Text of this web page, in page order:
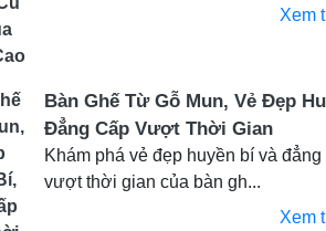
Xem
Bàn Ghế Từ Gỗ Mun, Vẻ Đẹp
Đẳng Cấp Vượt Thời Gian
Khám phá vẻ đẹp huyền bí và đẳng
vượt thời gian của bàn gh...
Xem